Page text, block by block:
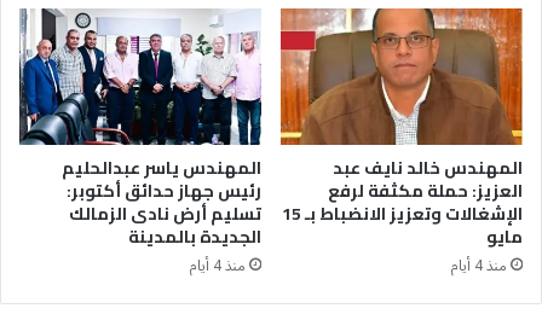
المهندس خالد نايف عبد
العزيز: حملة مكثفة لرفع
الإشغالات وتعزيز الانضباط بـ 15
مايو
منذ 4 أيام
المهندس ياسر عبدالحليم
رئيس جهاز حدائق أكتوبر:
تسليم أرض نادى الزمالك
الجديدة بالمدينة
منذ 4 أيام